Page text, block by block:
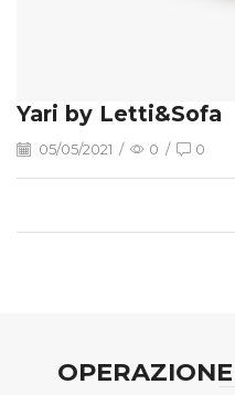
Yari by Letti&Sofa
05/05/2021 / 0 / 0